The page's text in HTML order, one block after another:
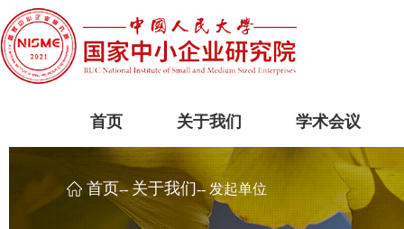
首页 关于我们 学术会议
首页--关于我们-- 发起单位